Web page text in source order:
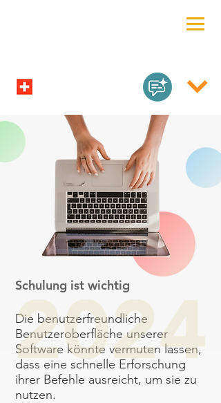
Schulung ist wichtig
Die benutzerfreundliche
Benutzeroberfläche unserer
Software könnte vermuten lassen,
dass eine schnelle Erforschung
ihrer Befehle ausreicht, um sie zu
nutzen.